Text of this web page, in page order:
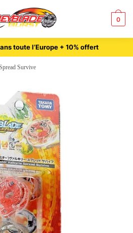
0
toute l’Europe + 10% offert
Survive